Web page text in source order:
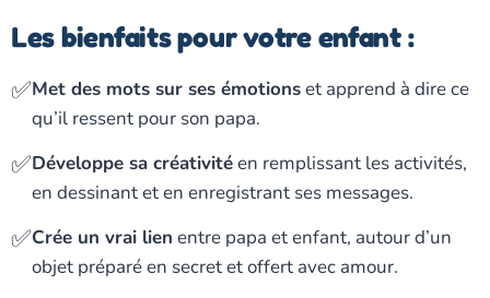
Les bienfaits pour votre enfant :
✅Met des mots sur ses émotionset apprend à dire ce
qu’il ressent pour son papa.
✅Développe sa créativitéen remplissant les activités,
en dessinant et en enregistrant ses messages.
✅Crée un vrai lien entre papa et enfant, autour d’un
objet préparé en secret et offert avec amour.